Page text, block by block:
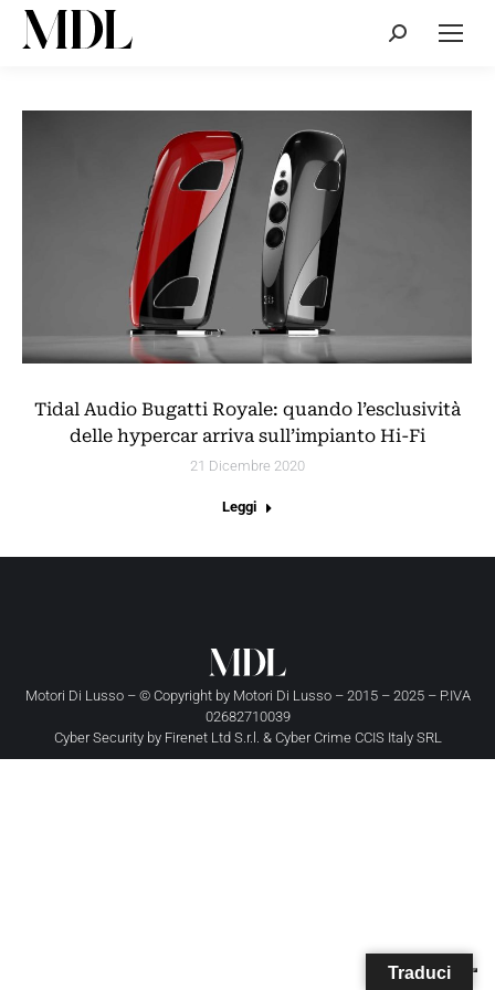
Cerca:
Tidal Audio Bugatti Royale: quando l’esclusività
delle hypercar arriva sull’impianto Hi-Fi
21 Dicembre 2020
Leggi
Motori Di Lusso – © Copyright by Motori Di Lusso– 2015 – 2025 – P.IVA
02682710039
Cyber Security by Firenet Ltd S.r.l. & Cyber Crime CCIS Italy SRL
Traduci